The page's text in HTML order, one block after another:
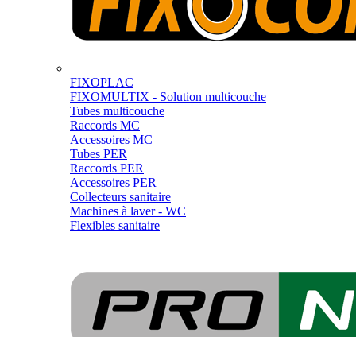
FIXOPLAC
FIXOMULTIX - Solution multicouche
Tubes multicouche
Raccords MC
Accessoires MC
Tubes PER
Raccords PER
Accessoires PER
Collecteurs sanitaire
Machines à laver - WC
Flexibles sanitaire